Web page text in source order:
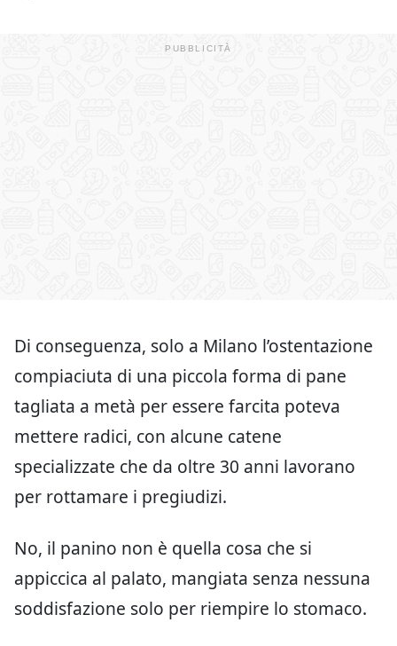
Di conseguenza, solo a Milano l’ostentazione
compiaciuta di una piccola forma di pane
tagliata a metà per essere farcita poteva
mettere radici, con alcune catene
specializzate che da oltre 30 anni lavorano
per rottamare i pregiudizi.
No, il panino non è quella cosa che si
appiccica al palato, mangiata senza nessuna
soddisfazione solo per riempire lo stomaco.